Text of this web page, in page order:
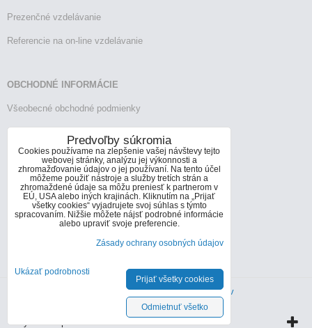
Prezenčné vzdelávanie
Referencie na on-line vzdelávanie
OBCHODNÉ INFORMÁCIE
Všeobecné obchodné podmienky
Reklamačný poriadok
Vrátenie tovaru
KONTAKTY
Informácie o kontaktoch
+421 905 272 066
Zásady ochrany osobných údajov
Vytvorené pomocou:BiznisWeb.sk
Predvoľby súkromia
Cookies používame na zlepšenie vašej návštevy tejto
webovej stránky, analýzu jej výkonnosti a
zhromažďovanie údajov o jej používaní. Na tento účel
môžeme použiť nástroje a služby tretích strán a
zhromaždené údaje sa môžu preniesť k partnerom v
EÚ, USA alebo iných krajinách. Kliknutím na „Prijať
všetky cookies“ vyjadrujete svoj súhlas s týmto
spracovaním. Nižšie môžete nájsť podrobné informácie
alebo upraviť svoje preferencie.
Zásady ochrany osobných údajov
Ukázať podrobnosti
Prijať všetky cookies
Odmietnuť všetko